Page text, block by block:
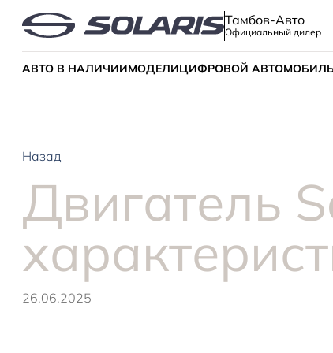
Тамбов-Авто
Официальный дилер
АВТО В НАЛИЧИИМОДЕЛИЦИФРОВОЙ АВТОМОБИЛЬ
Назад
Двигатель
26.06.2025